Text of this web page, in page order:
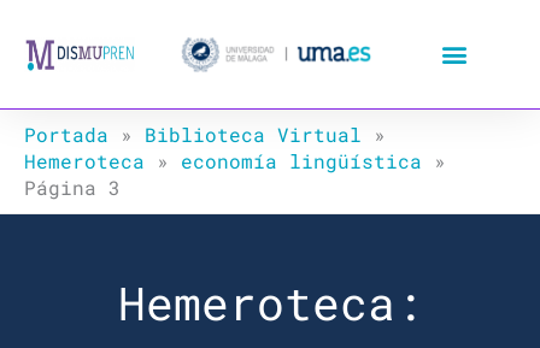
Portada » Biblioteca Virtual »
Hemeroteca » economía lingüística »
Página 3
Hemeroteca: